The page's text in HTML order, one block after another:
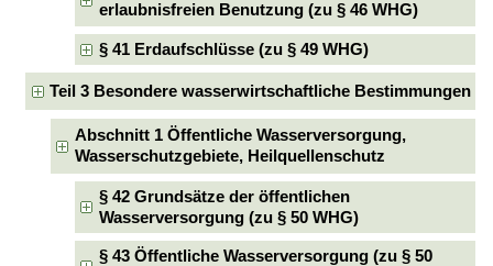
erlaubnisfreien Benutzung (zu § 46 WHG)
§ 41 Erdaufschlüsse (zu § 49 WHG)
Teil 3 Besondere wasserwirtschaftliche Bestimmungen
Abschnitt 1 Öffentliche Wasserversorgung,
Wasserschutzgebiete, Heilquellenschutz
§ 42 Grundsätze der öffentlichen
Wasserversorgung (zu § 50 WHG)
§ 43 Öffentliche Wasserversorgung (zu § 50